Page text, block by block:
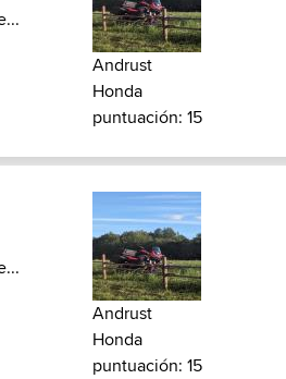
Andrust
Honda
puntuación: 15
Andrust
Honda
puntuación: 15